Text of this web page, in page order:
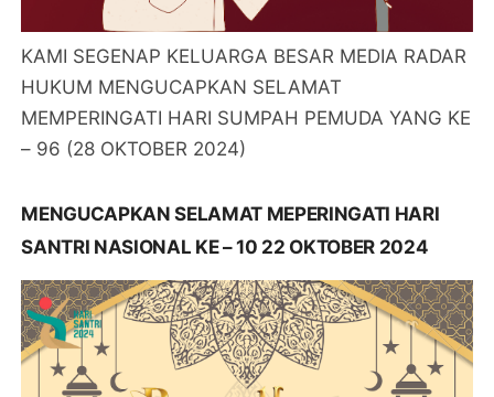
KAMI SEGENAP KELUARGA BESAR MEDIA RADAR
HUKUM MENGUCAPKAN SELAMAT
MEMPERINGATI HARI SUMPAH PEMUDA YANG KE
– 96 (28 OKTOBER 2024)
MENGUCAPKAN SELAMAT MEPERINGATI HARI
SANTRI NASIONAL KE – 10 22 OKTOBER 2024